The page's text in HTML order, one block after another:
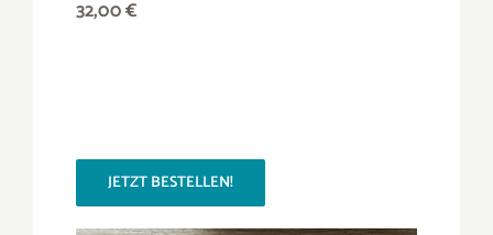
32,00 €
JETZT BESTELLEN!